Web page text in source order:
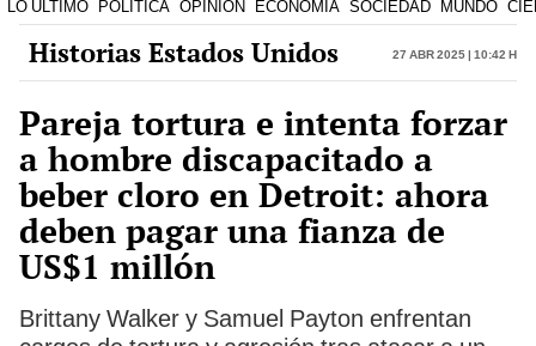
LO ÚLTIMO POLÍTICA OPINIÓN ECONOMÍA SOCIEDAD MUNDO
Historias Estados Unidos 27 Abr 2025 | 10:42 h
Pareja tortura e intenta forzar
a hombre discapacitado a
beber cloro en Detroit: ahora
deben pagar una fianza de
US$1 millón
Brittany Walker y Samuel Payton enfrentan